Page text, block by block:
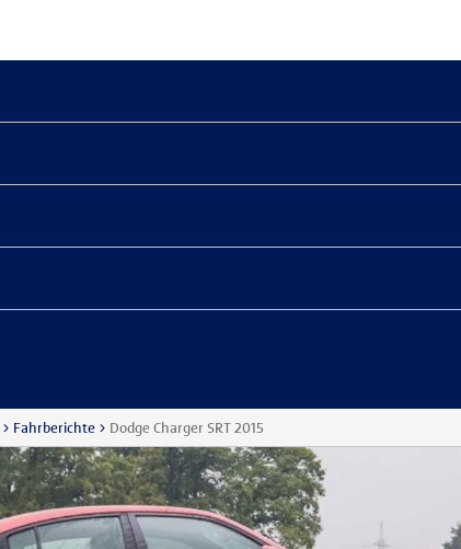
Fahrberichte Dodge Charger SRT 2015